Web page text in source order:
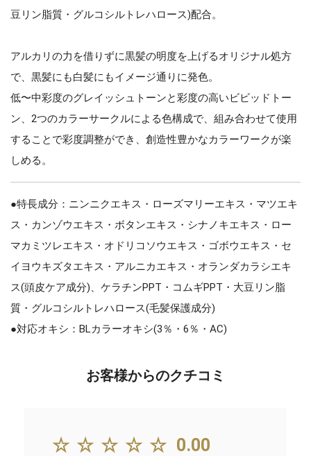
豆リン脂質・グルコシルトレハロース)配合。
アルカリの力を借りずに黒髪の明度を上げるオリジナル処方
で、黒髪にも白髪にもイメージ通りに発色。
低〜中彩度のグレイッシュトーンと彩度の高いビビッドトー
ン、2つのカラーサークルによる色構成で、組み合わせて使用
することで彩度調整ができ、創造性豊かなカラーワークが楽
しめる。
●特長成分：ニンニクエキス・ローズマリーエキス・マツエキ
ス・カンゾウエキス・ボタンエキス・シナノキエキス・ロー
マカミツレエキス・オドリコソウエキス・ゴボウエキス・セ
イヨウキズタエキス・アルニカエキス・オランダカラシエキ
ス(頭皮ケア成分)、ケラチンPPT・コムギPPT・大豆リン脂
質・グルコシルトレハロース(毛髪保護成分)
●対応オキシ：BLカラーオキシ(3％・6％・AC)
お客様からのクチコミ
☆☆☆☆☆ 0.00